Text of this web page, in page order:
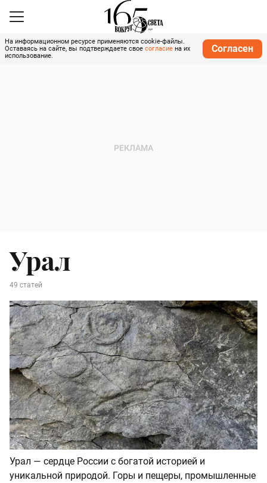
На информационном ресурсе применяются cookie-файлы.
Оставаясь на сайте, вы подтверждаете свое согласие на их
использование.
Согласен
Урал
49 статей
Урал — сердце России с богатой историей и
уникальной природой. Горы и пещеры, промышленные